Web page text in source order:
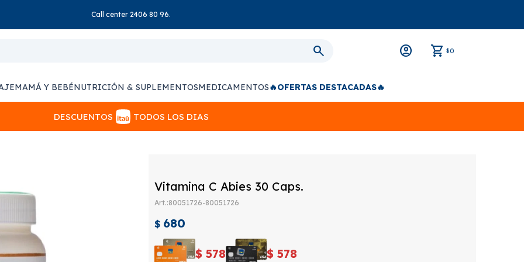
Call center 2406 80 96.
$0
MAMÁ Y BEBÉNUTRICIÓN & SUPLEMENTOSMEDICAMENTOS🔥OFERTAS DESTACADAS🔥
DESCUENTOS TODOS LOS DIAS
Vitamina C Abies 30 Caps.
80051726-80051726
$ 680
$ 578 $ 578